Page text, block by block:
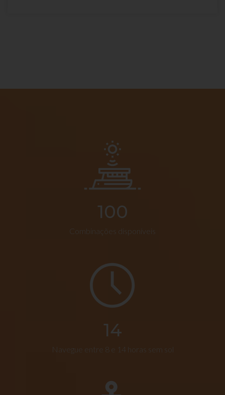
100
Combinações disponíveis
14
Navegue entre 8 e 14 horas sem sol